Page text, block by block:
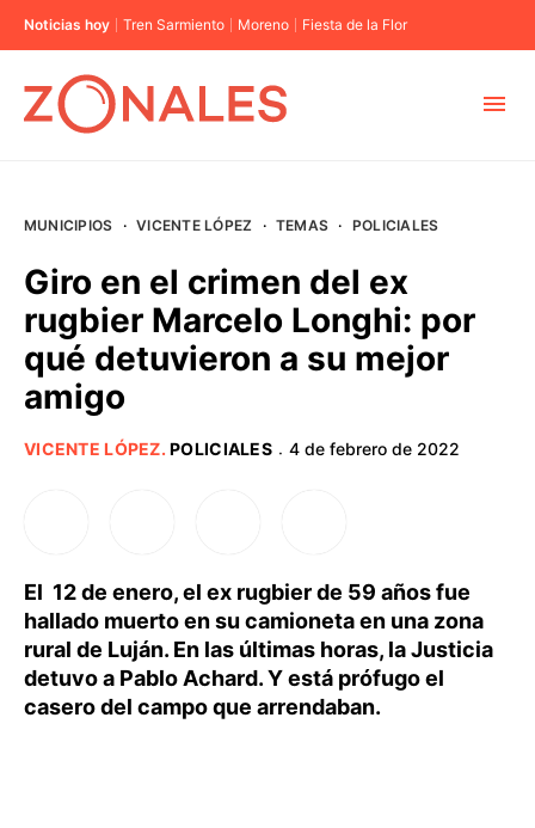
Noticias hoy Tren Sarmiento Moreno Fiesta de la Flor
BUENOS AIRES
PROVINCIAS
MUNICIPIOS · VICENTE LÓPEZ · TEMAS · POLICIALES
Giro en el crimen del ex
rugbier Marcelo Longhi: por
qué detuvieron a su mejor
amigo
VICENTE LÓPEZ.POLICIALES · 4 de febrero de 2022
El 12 de enero, el ex rugbier de 59 años fue
hallado muerto en su camioneta en una zona
rural de Luján. En las últimas horas, la Justicia
detuvo a Pablo Achard. Y está prófugo el
casero del campo que arrendaban.